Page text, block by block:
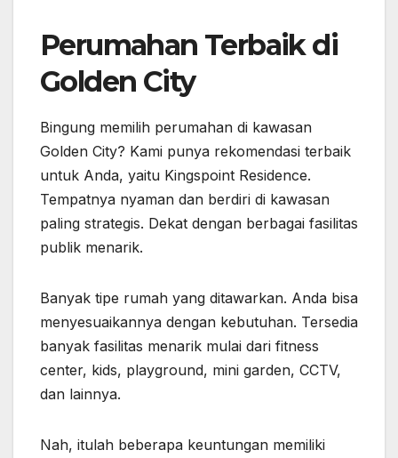
Perumahan Terbaik di
Golden City
Bingung memilih perumahan di kawasan
Golden City? Kami punya rekomendasi terbaik
untuk Anda, yaitu Kingspoint Residence.
Tempatnya nyaman dan berdiri di kawasan
paling strategis. Dekat dengan berbagai fasilitas
publik menarik.
Banyak tipe rumah yang ditawarkan. Anda bisa
menyesuaikannya dengan kebutuhan. Tersedia
banyak fasilitas menarik mulai dari fitness
center, kids, playground, mini garden, CCTV,
dan lainnya.
Nah, itulah beberapa keuntungan memiliki